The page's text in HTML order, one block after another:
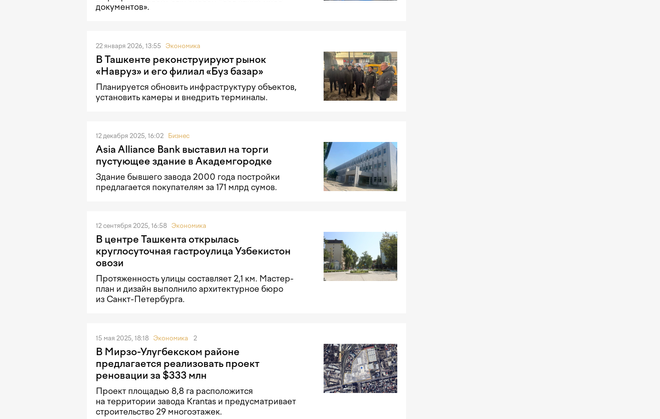
документов».
22 января 2026, 13:55 Экономика
В Ташкенте реконструируют рынок
«Навруз» и его филиал «Буз базар»
Планируется обновить инфраструктуру объектов,
установить камеры и внедрить терминалы.
12 декабря 2025, 16:02 Бизнес
Asia Alliance Bank выставил на торги
пустующее здание в Академгородке
Здание бывшего завода 2000 года постройки
предлагается покупателям за 171 млрд сумов.
12 сентября 2025, 16:58 Экономика
В центре Ташкента открылась
круглосуточная гастроулица Узбекистон
овози
Протяженность улицы составляет 2,1 км. Мастер-
план и дизайн выполнило архитектурное бюро
из Санкт-Петербурга.
15 мая 2025, 18:18 Экономика 2
В Мирзо-Улугбекском районе
предлагается реализовать проект
реновации за $333 млн
Проект площадью 8,8 га расположится
на территории завода Krantas и предусматривает
строительство 29 многоэтажек.